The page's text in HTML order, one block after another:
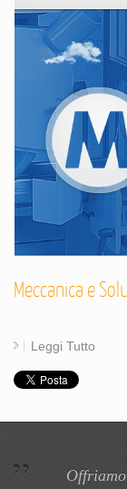
Meccanica e
Leggi Tutto